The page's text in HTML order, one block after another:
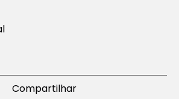
Compartilhar